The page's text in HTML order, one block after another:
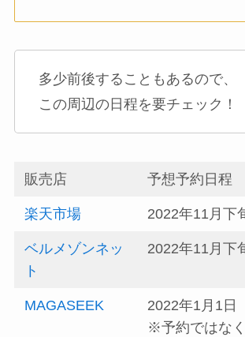
多少前後することもあるので、
この周辺の日程を要チェック！
販売店 予想予約日程
楽天市場 2022年11月下
ベルメゾンネッ
ト
2022年11月下
MAGASEEK
2022年1月1日
※予約ではなく